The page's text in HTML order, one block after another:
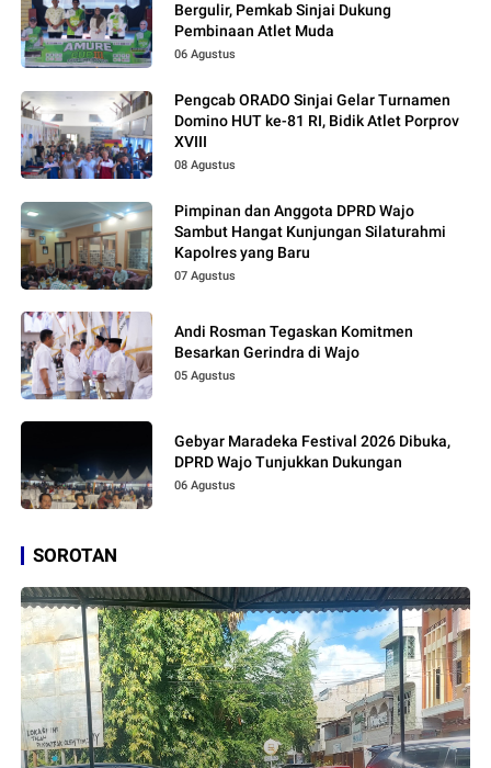
Bergulir, Pemkab Sinjai Dukung
Pembinaan Atlet Muda
06 Agustus
Pengcab ORADO Sinjai Gelar Turnamen
Domino HUT ke-81 RI, Bidik Atlet Porprov
XVIII
08 Agustus
Pimpinan dan Anggota DPRD Wajo
Sambut Hangat Kunjungan Silaturahmi
Kapolres yang Baru
07 Agustus
Andi Rosman Tegaskan Komitmen
Besarkan Gerindra di Wajo
05 Agustus
Gebyar Maradeka Festival 2026 Dibuka,
DPRD Wajo Tunjukkan Dukungan
06 Agustus
SOROTAN